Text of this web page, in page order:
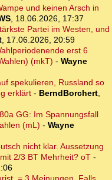
und keinen Arsch in
, 18.06.2026, 17:37
Partei im Westen, und
, 17.06.2026, 20:59
erst 6
(mkT) - Wayne
spekulieren, Russland so
erklärt - BerndBorchert,
GG: Im Spannungsfall
(mL) - Wayne
nicht klar. Aussetzung
2/3 BT Mehrheit? oT -